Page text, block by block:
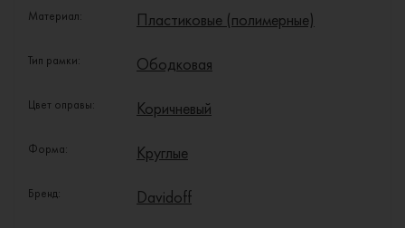
Материал: Пластиковые (полимерные)
Тип рамки: Ободковая
Цвет оправы: Коричневый
Форма: Круглые
Бренд: Davidoff